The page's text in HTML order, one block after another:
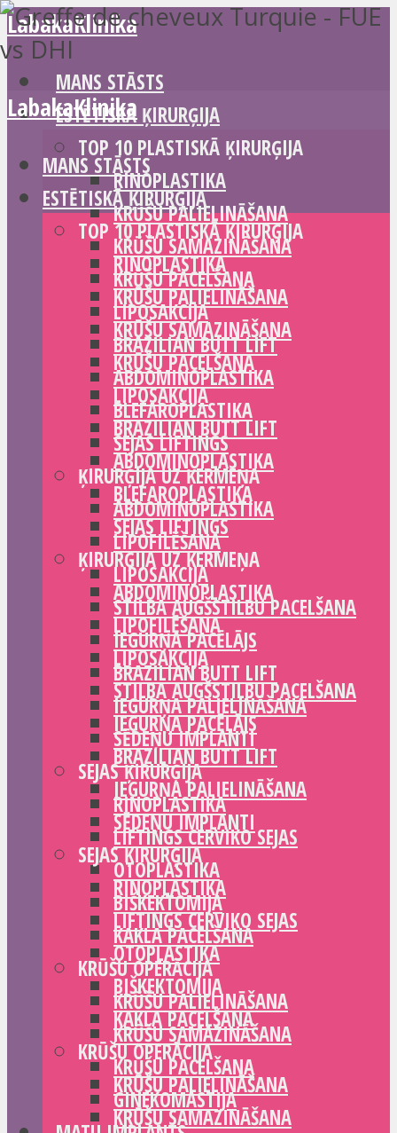
LabakaKlinika
MANS STĀSTS
ESTĒTISKĀ ĶIRURĢIJA
TOP 10 PLASTISKĀ ĶIRURĢIJA
RINOPLASTIKA
KRŪŠU PALIELINĀŠANA
KRŪŠU SAMAZINĀŠANA
KRŪŠU PACELŠANA
LIPOSAKCIJA
BRAZILIAN BUTT LIFT
ABDOMINOPLASTIKA
BLEFAROPLASTIKA
SEJAS LIFTINGS
ĶIRURĢIJA UZ ĶERMEŅA
ABDOMINOPLASTIKA
LIPOFILĒŠANA
LIPOSAKCIJA
STILBA AUGŠSTILBU PACELŠANA
IEGURŅA PACĒLĀJS
BRAZILIAN BUTT LIFT
IEGURŅA PALIELINĀŠANA
SĒDEŅU IMPLANTI
SEJAS ĶIRURĢIJA
RINOPLASTIKA
LIFTINGS CERVIKO SEJAS
OTOPLASTIKA
BIŠKEKTOMIJA
KAKLA PACELŠANA
KRŪŠU OPERĀCIJA
KRŪŠU PALIELINĀŠANA
KRŪŠU SAMAZINĀŠANA
KRŪŠU PACELŠANA
GINEKOMASTIJA
LabakaKlinika
MANS STĀSTS
ESTĒTISKĀ ĶIRURĢIJA
TOP 10 PLASTISKĀ ĶIRURĢIJA
RINOPLASTIKA
KRŪŠU PALIELINĀŠANA
KRŪŠU SAMAZINĀŠANA
KRŪŠU PACELŠANA
LIPOSAKCIJA
BRAZILIAN BUTT LIFT
ABDOMINOPLASTIKA
BLEFAROPLASTIKA
SEJAS LIFTINGS
ĶIRURĢIJA UZ ĶERMEŅA
ABDOMINOPLASTIKA
LIPOFILĒŠANA
LIPOSAKCIJA
STILBA AUGŠSTILBU PACELŠANA
IEGURŅA PACĒLĀJS
BRAZILIAN BUTT LIFT
IEGURŅA PALIELINĀŠANA
SĒDEŅU IMPLANTI
SEJAS ĶIRURĢIJA
RINOPLASTIKA
LIFTINGS CERVIKO SEJAS
OTOPLASTIKA
BIŠKEKTOMIJA
KAKLA PACELŠANA
KRŪŠU OPERĀCIJA
KRŪŠU PALIELINĀŠANA
KRŪŠU SAMAZINĀŠANA